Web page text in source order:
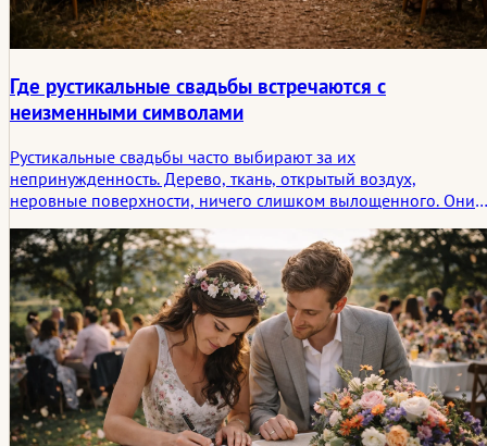
Где рустикальные свадьбы встречаются с
неизменными символами
Рустикальные свадьбы часто выбирают за их
непринужденность. Дерево, ткань, открытый воздух,
неровные поверхности, ничего слишком вылощенного. Они
то, что кажется более непосредственным. Но эта простота
редко бывает пустой. Она несет в себе слои, которые не
всегда сразу видны.